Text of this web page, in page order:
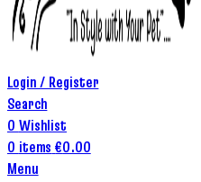
Login / Register
Search
0 Wishlist
0 items €0.00
Menu